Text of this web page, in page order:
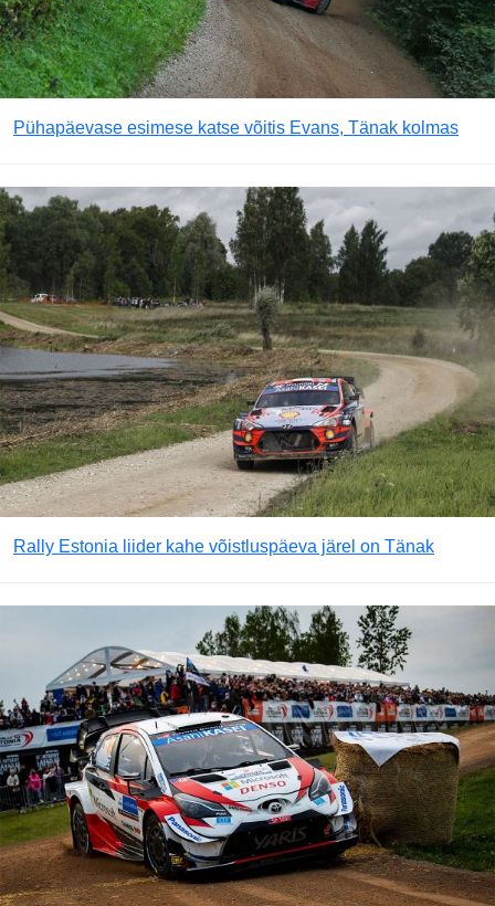
Pühapäevase esimese katse võitis Evans, Tänak kolmas
Rally Estonia liider kahe võistluspäeva järel on Tänak